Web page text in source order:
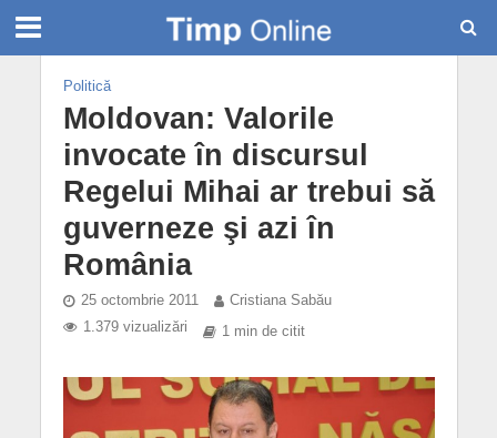
Politică
Moldovan: Valorile
invocate în discursul
Regelui Mihai ar trebui să
guverneze şi azi în
România
25 octombrie 2011
Cristiana Sabău
1.379 vizualizări
1 min de citit